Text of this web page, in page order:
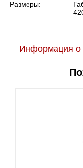
Размеры:
Информация о